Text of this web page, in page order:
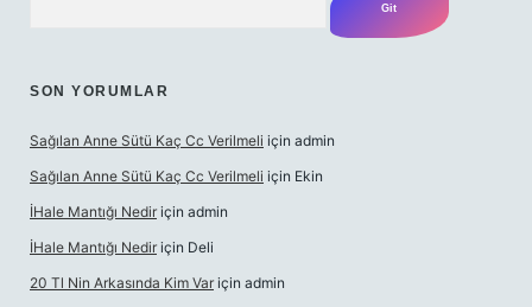
SON YORUMLAR
Sağılan Anne Sütü Kaç Cc Verilmeli için admin
Sağılan Anne Sütü Kaç Cc Verilmeli için Ekin
İHale Mantığı Nedir için admin
İHale Mantığı Nedir için Deli
20 Tl Nin Arkasında Kim Var için admin